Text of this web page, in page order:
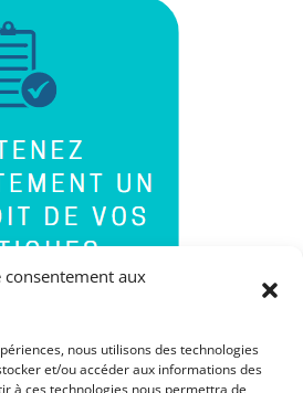
consentement aux
nous utilisons des technologies
et/ou accéder aux informations des
à ces technologies nous permettra de